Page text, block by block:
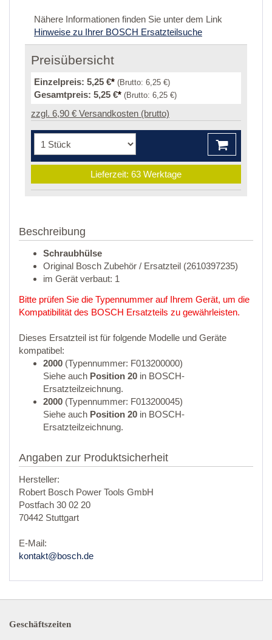
Nähere Informationen finden Sie unter dem Link
Hinweise zu Ihrer BOSCH Ersatzteilsuche
Preisübersicht
Einzelpreis: 5,25 €* (Brutto: 6,25 €)
Gesamtpreis: 5,25 €* (Brutto: 6,25 €)
zzgl. 6,90 € Versandkosten (brutto)
Lieferzeit: 63 Werktage
Beschreibung
Schraubhülse
Original Bosch Zubehör / Ersatzteil (2610397235)
im Gerät verbaut: 1
Bitte prüfen Sie die Typennummer auf Ihrem Gerät, um die
Kompatibilität des BOSCH Ersatzteils zu gewährleisten.
Dieses Ersatzteil ist für folgende Modelle und Geräte
kompatibel:
2000 (Typennummer: F013200000)
Siehe auch Position 20 in BOSCH-
Ersatzteilzeichnung.
2000 (Typennummer: F013200045)
Siehe auch Position 20 in BOSCH-
Ersatzteilzeichnung.
Angaben zur Produktsicherheit
Hersteller:
Robert Bosch Power Tools GmbH
Postfach 30 02 20
70442 Stuttgart
E-Mail:
kontakt@bosch.de
Geschäftszeiten